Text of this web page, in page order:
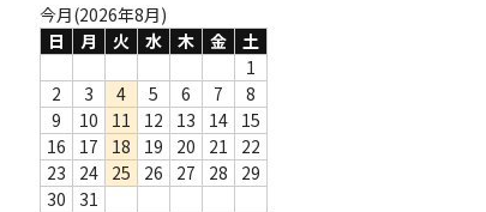
今月(2026年8月)
日
月 火 水 木 金
土
1
2
3 4 5 6 7
8
9
10 11 12 13 14 15
16
17 18 19 20 21
22
23
24 25 26 27 28
29
30
31